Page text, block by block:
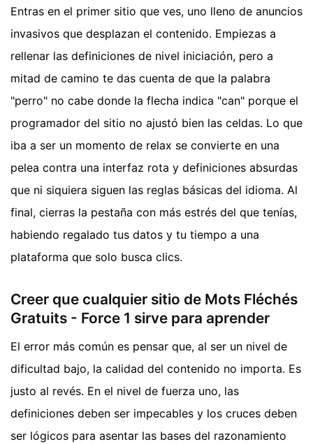
Entras en el primer sitio que ves, uno lleno de anuncios
invasivos que desplazan el contenido. Empiezas a
rellenar las definiciones de nivel iniciación, pero a
mitad de camino te das cuenta de que la palabra
"perro" no cabe donde la flecha indica "can" porque el
programador del sitio no ajustó bien las celdas. Lo que
iba a ser un momento de relax se convierte en una
pelea contra una interfaz rota y definiciones absurdas
que ni siquiera siguen las reglas básicas del idioma. Al
final, cierras la pestaña con más estrés del que tenías,
habiendo regalado tus datos y tu tiempo a una
plataforma que solo busca clics.
Creer que cualquier sitio de Mots Fléchés
Gratuits - Force 1 sirve para aprender
El error más común es pensar que, al ser un nivel de
dificultad bajo, la calidad del contenido no importa. Es
justo al revés. En el nivel de fuerza uno, las
definiciones deben ser impecables y los cruces deben
ser lógicos para asentar las bases del razonamiento